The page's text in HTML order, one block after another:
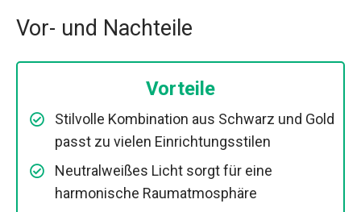
Vor- und Nachteile
Vorteile
Stilvolle Kombination aus Schwarz und Gold
passt zu vielen Einrichtungsstilen
Neutralweißes Licht sorgt für eine
harmonische Raumatmosphäre